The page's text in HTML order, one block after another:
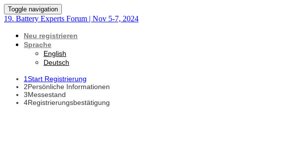
Toggle navigation
19. Battery Experts Forum | Nov 5-7, 2024
Neu registrieren
Sprache
English
Deutsch
1Start Registrierung
2Persönliche Informationen
3Messestand
4Registrierungsbestätigung